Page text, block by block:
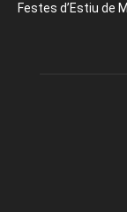
Festes d’Estiu de